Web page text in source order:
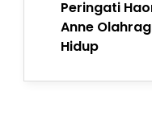
Peringati
Anne
Hidup